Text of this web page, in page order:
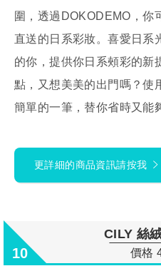
圍，透過DOKODEMO，你
直送的日系彩妝。喜愛日系
的你，提供你日系頰彩的新
點，又想美美的出門嗎？使
簡單的一筆，替你省時又能
更詳細的商品資訊請按我
10
CILY 絲
價格